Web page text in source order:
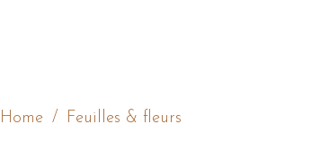
Home / Feuilles & fleurs